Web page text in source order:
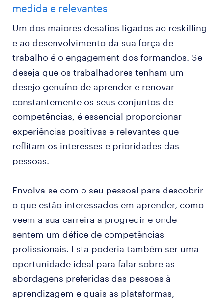
medida e relevantes
Um dos maiores desafios ligados ao reskilling
e ao desenvolvimento da sua força de
trabalho é o engagement dos formandos. Se
deseja que os trabalhadores tenham um
desejo genuíno de aprender e renovar
constantemente os seus conjuntos de
competências, é essencial proporcionar
experiências positivas e relevantes que
reflitam os interesses e prioridades das
pessoas.
Envolva-se com o seu pessoal para descobrir
o que estão interessados em aprender, como
veem a sua carreira a progredir e onde
sentem um défice de competências
profissionais. Esta poderia também ser uma
oportunidade ideal para falar sobre as
abordagens preferidas das pessoas à
aprendizagem e quais as plataformas,